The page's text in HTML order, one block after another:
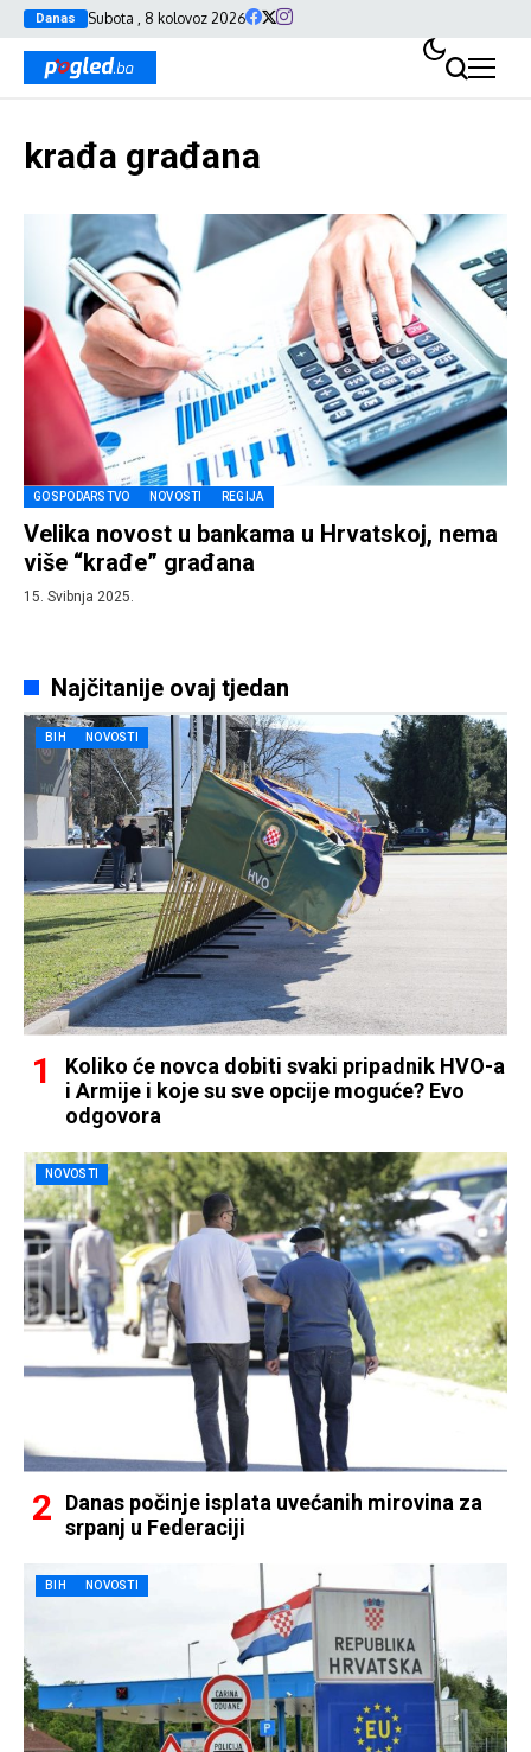
Danas Subota , 8 kolovoz 2026
krađa građana
GOSPODARSTVO NOVOSTI REGIJA
Velika novost u bankama u Hrvatskoj, nema
više “krađe” građana
15. Svibnja 2025.
Najčitanije ovaj tjedan
BIH NOVOSTI
Koliko će novca dobiti svaki pripadnik HVO-a
i Armije i koje su sve opcije moguće? Evo
odgovora
NOVOSTI
Danas počinje isplata uvećanih mirovina za
srpanj u Federaciji
BIH NOVOSTI